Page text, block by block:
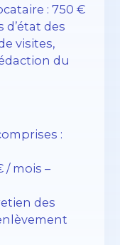
: 750 €
d’état des
visites,
du
:
/ mois –
des